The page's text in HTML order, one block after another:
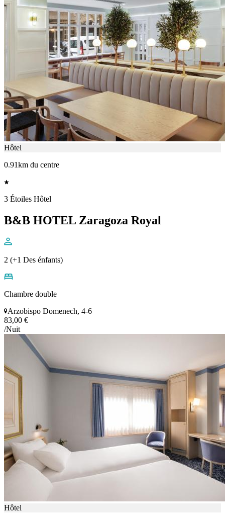
Hôtel
0.91km du centre
3 Étoiles Hôtel
B&B HOTEL Zaragoza Royal
2 (+1 Des énfants)
Chambre double
Arzobispo Domenech, 4-6
83,00 €
/Nuit
Hôtel